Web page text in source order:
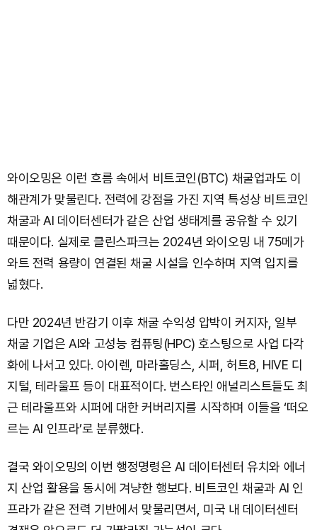
와이오밍은 이런 흐름 속에서 비트코인(BTC) 채굴업과도 이
해관계가 맞물린다. 전력에 강점을 가진 지역 특성상 비트코인
채굴과 AI 데이터센터가 같은 산업 생태계를 공유할 수 있기
때문이다. 실제로 클린스파크는 2024년 와이오밍 내 75메가
와트 전력 용량이 연결된 채굴 시설을 인수하며 지역 입지를
넓혔다.
다만 2024년 반감기 이후 채굴 수익성 압박이 커지자, 일부
채굴 기업은 AI와 고성능 컴퓨팅(HPC) 호스팅으로 사업 다각
화에 나서고 있다. 아이렌, 마라홀딩스, 시퍼, 허트8, HIVE 디
지털, 테라울프 등이 대표적이다. 번스타인 애널리스트들도 최
근 테라울프와 시퍼에 대한 커버리지를 시작하며 이들을 ‘떠오
르는 AI 인프라’로 분류했다.
결국 와이오밍의 이번 행정명령은 AI 데이터센터 유치와 에너
지 산업 활용을 동시에 겨냥한 행보다. 비트코인 채굴과 AI 인
프라가 같은 전력 기반에서 맞물리면서, 미국 내 데이터센터